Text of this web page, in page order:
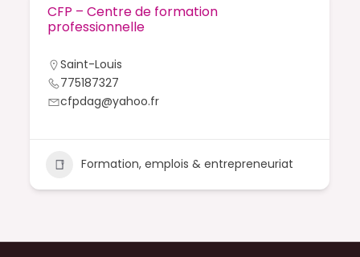
CFP – Centre de formation
professionnelle
Saint-Louis
775187327
cfpdag@yahoo.fr
Formation, emplois & entrepreneuriat